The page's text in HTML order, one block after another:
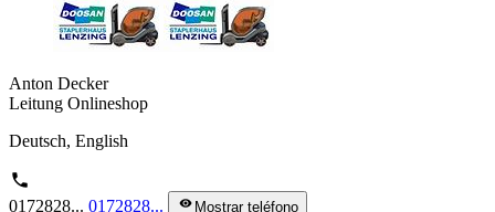
Anton Decker
Leitung Onlineshop
Deutsch, English
phone
0172828... 0172828... visibility Mostrar teléfono